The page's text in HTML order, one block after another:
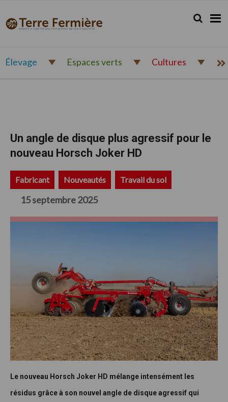
navigation
contenu
principal
pied
de
Terre
Fermière
Actualité
et
pour
Élevage Espaces verts Cultures
Un angle de disque plus agressif pour le
nouveau Horsch Joker HD
Fabricant Nouveautés Travail du sol
15 septembre 2025
Le nouveau Horsch Joker HD mélange intensément les
résidus grâce à son nouvel angle de disque agressif qui